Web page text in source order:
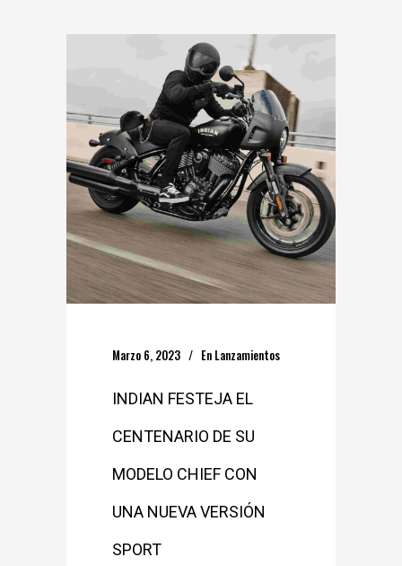
Marzo 6, 2023 En Lanzamientos
INDIAN FESTEJA EL
CENTENARIO DE SU
MODELO CHIEF CON
UNA NUEVA VERSIÓN
SPORT